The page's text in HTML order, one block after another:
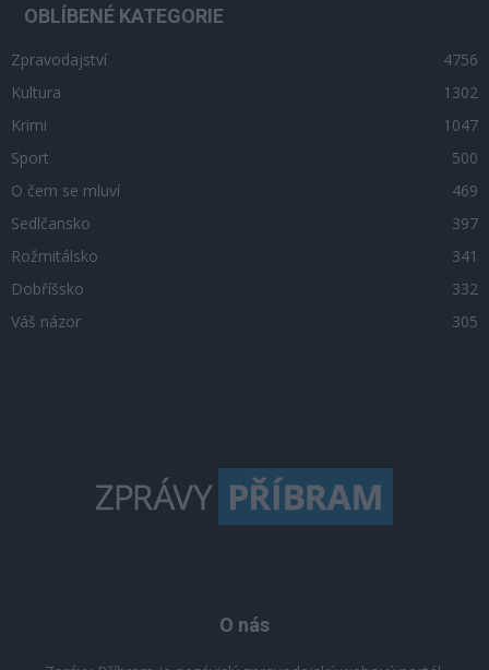
OBLÍBENÉ KATEGORIE
Zpravodajství
4756
Kultura
1302
Krimi
1047
Sport
500
O čem se mluví
469
Sedlčansko
397
Rožmitálsko
341
Dobříšsko
332
Váš názor
305
O nás